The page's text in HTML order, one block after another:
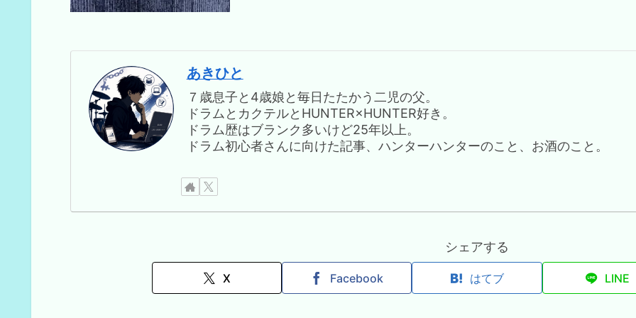
あきひと
７歳息子と4歳娘と毎日たたかう二児の父。
ドラムとカクテルとHUNTER×HUNTER好き。
ドラム歴はブランク多いけど25年以上。
ドラム初心者さんに向けた記事、ハンターハンターのこと、お酒のこと。
シェアする
X Facebook はてブ LINE